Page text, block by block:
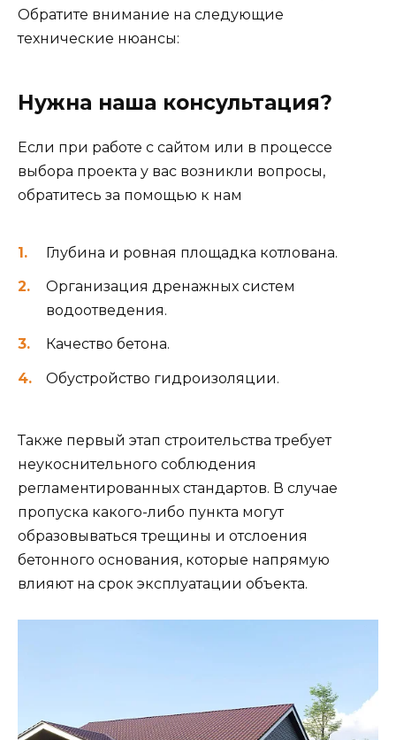
Обратите внимание на следующие
технические нюансы:
Нужна наша консультация?
Если при работе с сайтом или в процессе
выбора проекта у вас возникли вопросы,
обратитесь за помощью к нам
Глубина и ровная площадка котлована.
Организация дренажных систем
водоотведения.
Качество бетона.
Обустройство гидроизоляции.
Также первый этап строительства требует
неукоснительного соблюдения
регламентированных стандартов. В случае
пропуска какого-либо пункта могут
образовываться трещины и отслоения
бетонного основания, которые напрямую
влияют на срок эксплуатации объекта.